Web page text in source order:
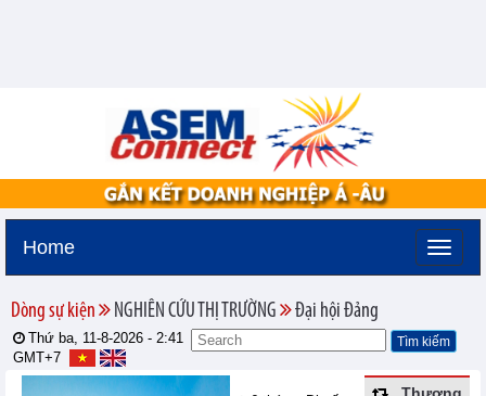
Home
Dòng sự kiện NGHIÊN CỨU THỊ TRƯỜNG Đại hội Đảng
Thứ ba, 11-8-2026 - 2:41
GMT+7
Thương